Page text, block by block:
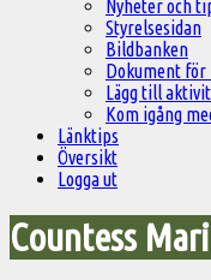
Nyheter och
Styrelsesidan
Bildbanken
Dokument
Lägg till
Kom igång
Länktips
Översikt
Logga ut
Countess